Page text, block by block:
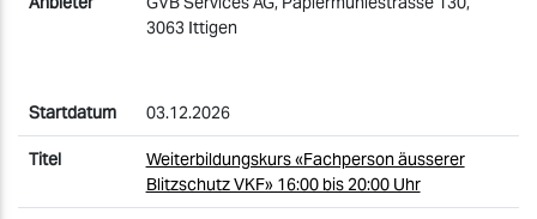
3063 Ittigen
03.12.2026
Weiterbildungskurs «Fachperson äusserer
Blitzschutz VKF» 16:00 bis 20:00 Uhr